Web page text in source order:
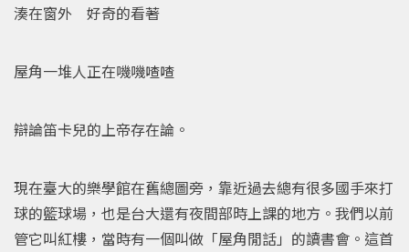
湊在窗外 好奇的看著
屋角一堆人正在嘰嘰喳喳
辯論笛卡兒的上帝存在論。
現在臺大的樂學館在舊總圖旁，靠近過去總有很多國手來打
球的籃球場，也是台大還有夜間部時上課的地方。我們以前
管它叫紅樓，當時有一個叫做「屋角閒話」的讀書會。這首